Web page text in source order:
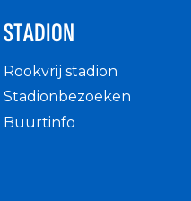
STADION
Rookvrij stadion
Stadionbezoeken
Buurtinfo